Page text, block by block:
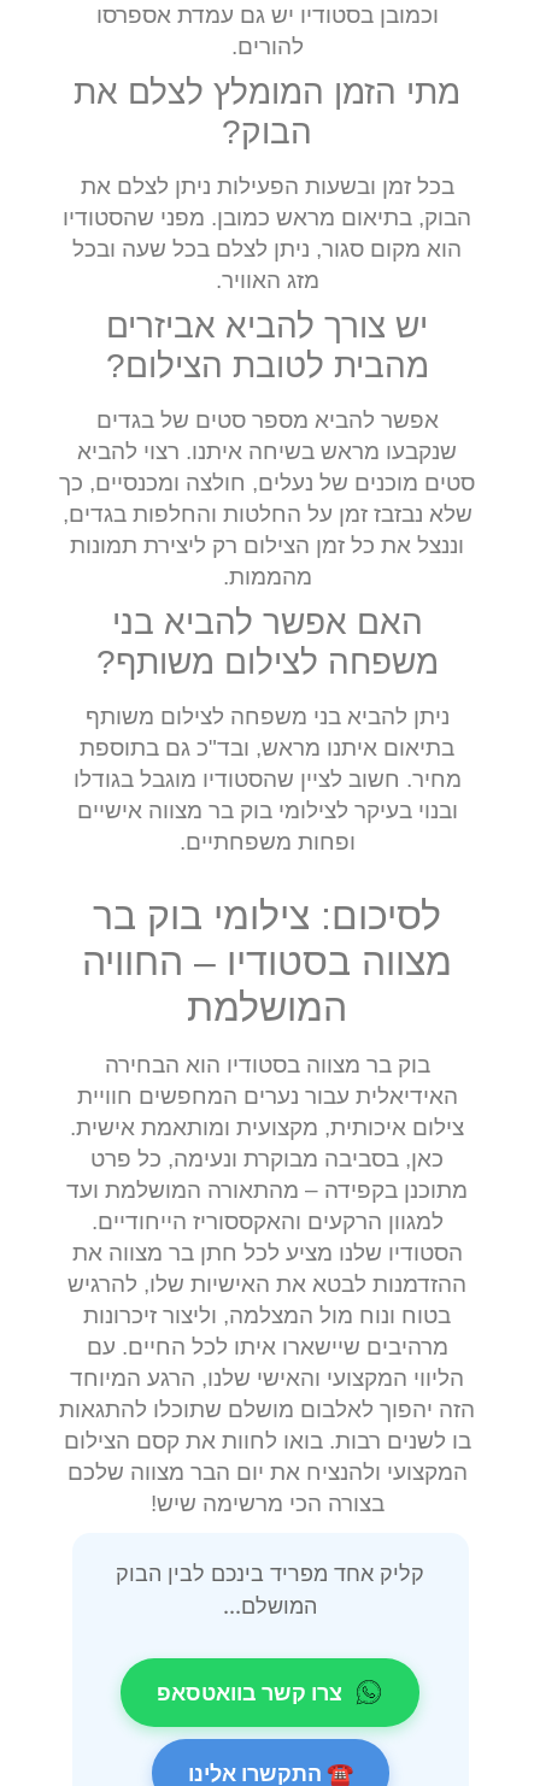
וכמובן בסטודיו יש גם עמדת אספרסו
להורים.
מתי הזמן המומלץ לצלם את
הבוק?
בכל זמן ובשעות הפעילות ניתן לצלם את
הבוק, בתיאום מראש כמובן. מפני שהסטודיו
הוא מקום סגור, ניתן לצלם בכל שעה ובכל
מזג האוויר.
יש צורך להביא אביזרים
מהבית לטובת הצילום?
אפשר להביא מספר סטים של בגדים
שנקבעו מראש בשיחה איתנו. רצוי להביא
סטים מוכנים של נעלים, חולצה ומכנסיים, כך
שלא נבזבז זמן על החלטות והחלפות בגדים,
וננצל את כל זמן הצילום רק ליצירת תמונות
מהממות.
האם אפשר להביא בני
משפחה לצילום משותף?
ניתן להביא בני משפחה לצילום משותף
בתיאום איתנו מראש, ובד"כ גם בתוספת
מחיר. חשוב לציין שהסטודיו מוגבל בגודלו
ובנוי בעיקר לצילומי בוק בר מצווה אישיים
ופחות משפחתיים.
לסיכום: צילומי בוק בר
מצווה בסטודיו – החוויה
המושלמת
בוק בר מצווה בסטודיו הוא הבחירה
האידיאלית עבור נערים המחפשים חוויית
צילום איכותית, מקצועית ומותאמת אישית.
כאן, בסביבה מבוקרת ונעימה, כל פרט
מתוכנן בקפידה – מהתאורה המושלמת ועד
למגוון הרקעים והאקססוריז הייחודיים.
הסטודיו שלנו מציע לכל חתן בר מצווה את
ההזדמנות לבטא את האישיות שלו, להרגיש
בטוח ונוח מול המצלמה, וליצור זיכרונות
מרהיבים שיישארו איתו לכל החיים. עם
הליווי המקצועי והאישי שלנו, הרגע המיוחד
הזה יהפוך לאלבום מושלם שתוכלו להתגאות
בו לשנים רבות. בואו לחוות את קסם הצילום
המקצועי ולהנציח את יום הבר מצווה שלכם
בצורה הכי מרשימה שיש!
קליק אחד מפריד בינכם לבין הבוק
המושלם...
צרו קשר בוואטסאפ
☎ התקשרו אלינו